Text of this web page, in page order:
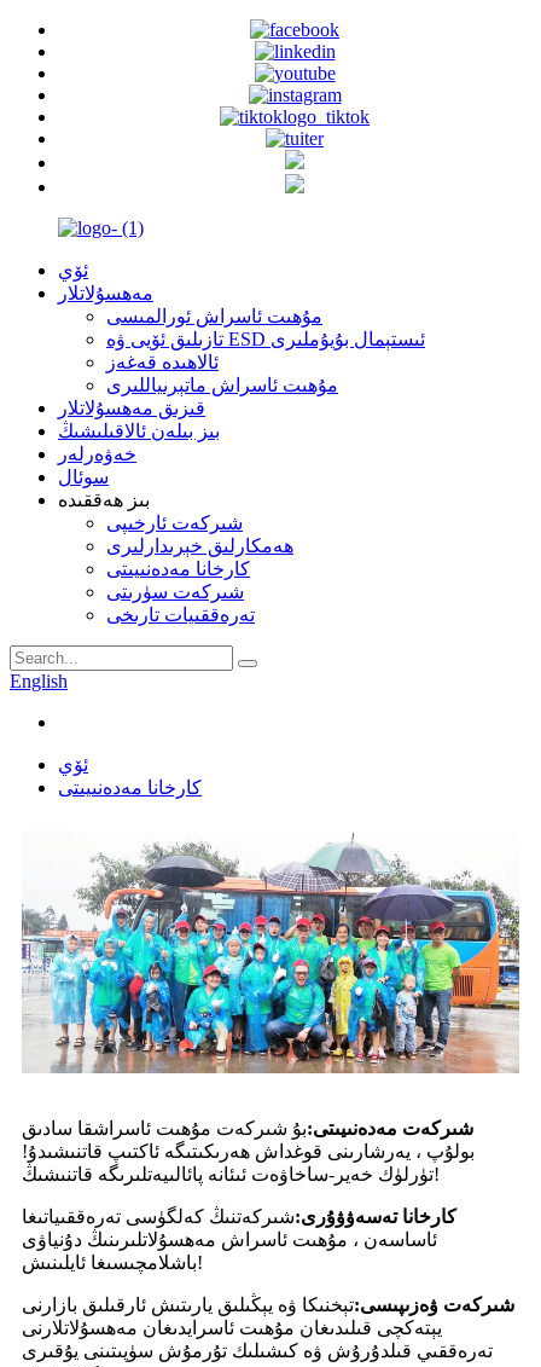
ئۆي
مەھسۇلاتلار
مۇھىت ئاسراش ئورالمىسى
تازىلىق ئۆيى ۋە ESD ئىستېمال بۇيۇملىرى
ئالاھىدە قەغەز
مۇھىت ئاسراش ماتېرىياللىرى
قىزىق مەھسۇلاتلار
بىز بىلەن ئالاقىلىشىڭ
خەۋەرلەر
سوئال
بىز ھەققىدە
شىركەت ئارخىپى
ھەمكارلىق خېرىدارلىرى
كارخانا مەدەنىيىتى
شىركەت سۈرىتى
تەرەققىيات تارىخى
English
ئۆي
كارخانا مەدەنىيىتى
شىركەت مەدەنىيىتى:بۇ شىركەت مۇھىت ئاسراشقا سادىق
بولۇپ ، يەرشارىنى قوغداش ھەرىكىتىگە ئاكتىپ قاتنىشىدۇ!
تۈرلۈك خەير-ساخاۋەت ئىئانە پائالىيەتلىرىگە قاتنىشىڭ!
كارخانا تەسەۋۋۇرى:شىركەتنىڭ كەلگۈسى تەرەققىياتىغا
ئاساسەن ، مۇھىت ئاسراش مەھسۇلاتلىرىنىڭ دۇنياۋى
باشلامچىسىغا ئايلىنىش!
شىركەت ۋەزىپىسى:تېخنىكا ۋە يېڭىلىق يارىتىش ئارقىلىق بازارنى
يېتەكچى قىلىدىغان مۇھىت ئاسرايدىغان مەھسۇلاتلارنى
تەرەققىي قىلدۇرۇش ۋە كىشىلىك تۇرمۇش سۈپىتىنى يۇقىرى